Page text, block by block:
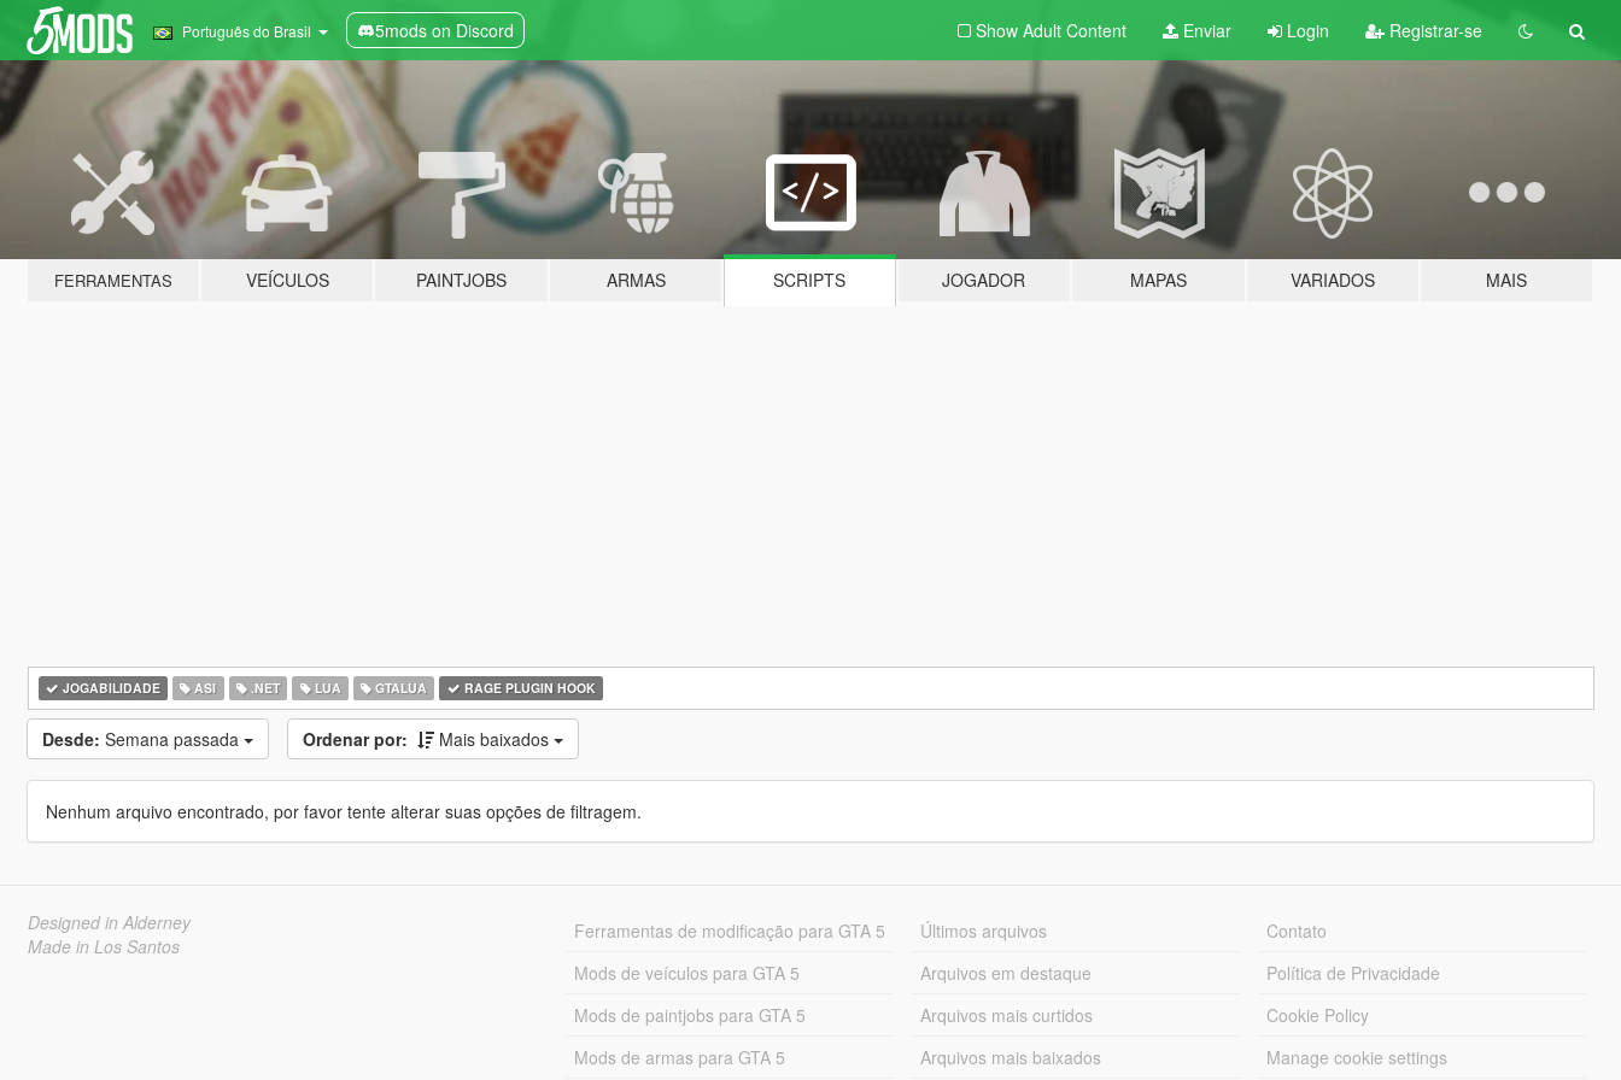
Português do Brasil 5mods on Discord Show Adult Content Enviar Login Registrar-se
FERRAMENTAS VEÍCULOS PAINTJOBS ARMAS SCRIPTS JOGADOR MAPAS VARIADOS MAIS
JOGABILIDADE ASI .NET LUA GTALUA RAGE PLUGIN HOOK
Desde: Semana passada Ordenar por: Mais baixados
Nenhum arquivo encontrado, por favor tente alterar suas opções de filtragem.
Designed in Alderney
Made in Los Santos
Ferramentas de modificação para GTA 5
Mods de veículos para GTA 5
Mods de paintjobs para GTA 5
Mods de armas para GTA 5
Últimos arquivos
Arquivos em destaque
Arquivos mais curtidos
Arquivos mais baixados
Contato
Política de Privacidade
Cookie Policy
Manage cookie settings